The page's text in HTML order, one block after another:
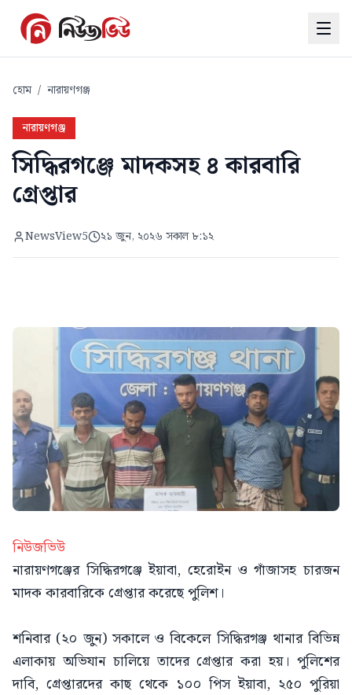
হোম / নারায়ণগঞ্জ
নারায়ণগঞ্জ
সিদ্ধিরগঞ্জে মাদকসহ ৪ কারবারি
গ্রেপ্তার
NewsView5 ২১ জুন, ২০২৬ সকাল ৮:১২
নিউজভিউ
নারায়ণগঞ্জের সিদ্ধিরগঞ্জে ইয়াবা, হেরোইন ও গাঁজাসহ চারজন
মাদক কারবারিকে গ্রেপ্তার করেছে পুলিশ।
শনিবার (২০ জুন) সকালে ও বিকেলে সিদ্ধিরগঞ্জ থানার বিভিন্ন
এলাকায় অভিযান চালিয়ে তাদের গ্রেপ্তার করা হয়। পুলিশের
দাবি, গ্রেপ্তারদের কাছ থেকে ১০০ পিস ইয়াবা, ২৫০ পুরিয়া